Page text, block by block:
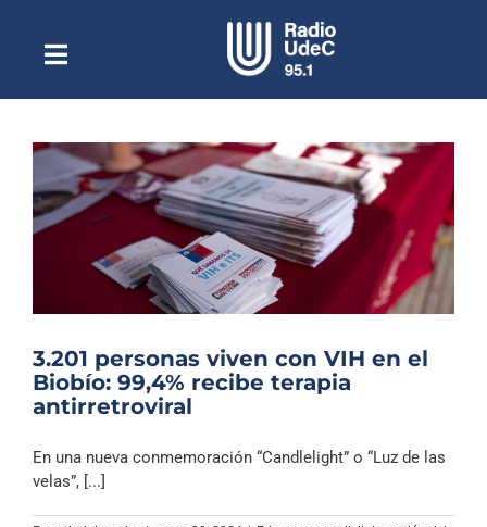
contenidoToggle
NavigationEscuchar Radio UdeC en vivo
Quiénes Somos
Programación
Podcast
Noticias
Columnas
Música Clásica
Especiales
3.201 personas viven con VIH en el
Biobío: 99,4% recibe terapia
antirretroviral
En una nueva conmemoración “Candlelight” o “Luz de las
velas”, [...]